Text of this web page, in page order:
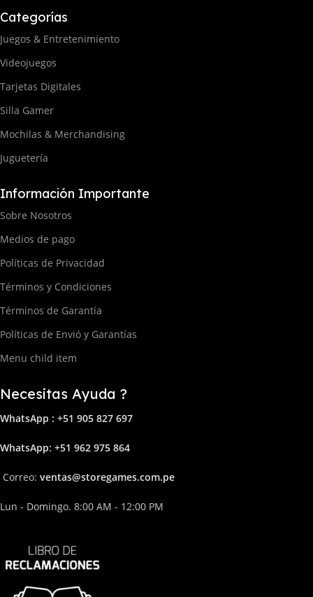
Categorías
Juegos & Entretenimiento
Videojuegos
Tarjetas Digitales
Silla Gamer
Mochilas & Merchandising
Juguetería
Información Importante
Sobre Nosotros
Medios de pago
Políticas de Privacidad
Términos y Condiciones
Términos de Garantía
Políticas de Envió y Garantías
Menu child item
Necesitas Ayuda ?
WhatsApp : +51 905 827 697
WhatsApp: +51 962 975 864
Correo: ventas@storegames.com.pe
Lun - Domingo. 8:00 AM - 12:00 PM